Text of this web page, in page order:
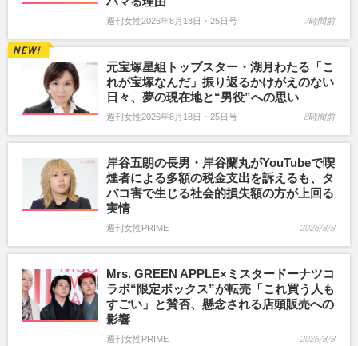
週刊女性2026年8月18日・25日号 7時間前
元宝塚星組トップスター・湖月わたる「こ
れが宝塚なんだ」振り返るかけがえのない
日々、夢の現在地と“男役”への思い
週刊女性2026年8月18日・25日号 8時間前
岸谷五朗の長男・岸谷蘭丸がYouTubeで喫
煙者による多額の税金支出を訴えるも、タ
バコ害で生じる社会的損失額の方が上回る
実情
週刊女性PRIME 2026/8/8
Mrs. GREEN APPLE×ミスタードーナツコ
ラボ“限定ボックス”が転売「これ買う人も
すごい」と賛否、懸念される店頭販売への
影響
週刊女性PRIME 2026/8/8